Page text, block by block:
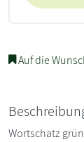
Auf die
Wortschatz